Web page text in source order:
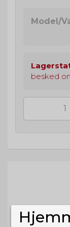
Model/
besked